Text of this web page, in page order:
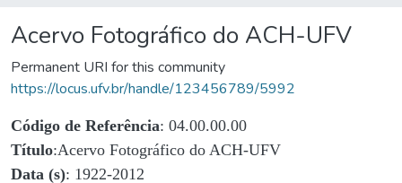
Acervo Fotográfico do ACH-UFV
Permanent URI for this community
https://locus.ufv.br/handle/123456789/5992
Código de Referência: 04.00.00.00
Título:Acervo Fotográfico do ACH-UFV
Data (s): 1922-2012